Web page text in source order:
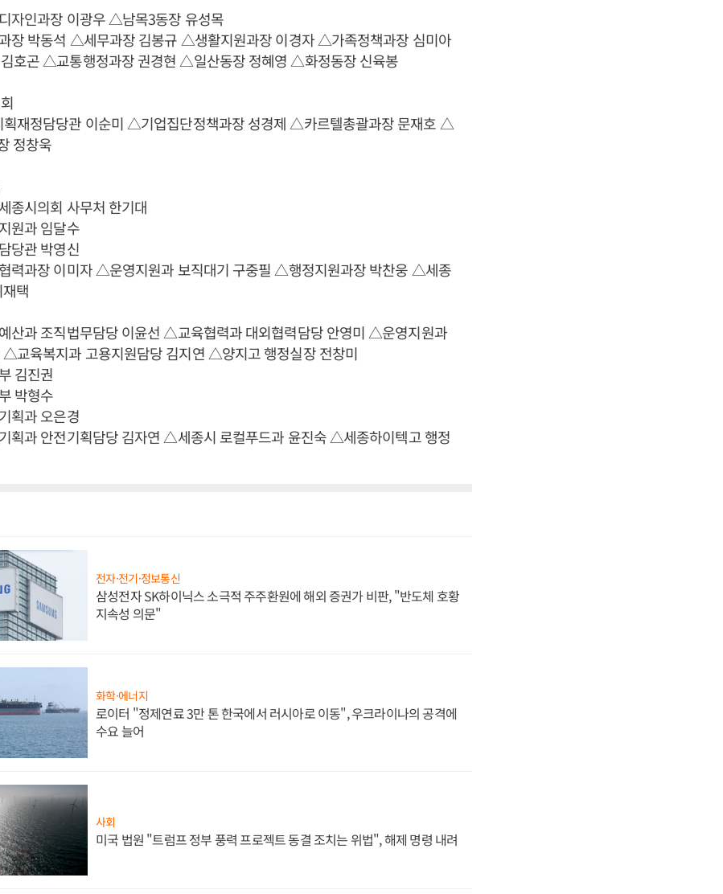
자인과장 이광우 △남목3동장 유성목
장 박동석 △세무과장 김봉규 △생활지원과장 이경자 △가족정책과장 심미아
호곤 △교통행정과장 권경현 △일산동장 정혜영 △화정동장 신육봉
재정담당관 이순미 △기업집단정책과장 성경제 △카르텔총괄과장 문재호 △
정창욱
종시의회 사무처 한기대
원과 임달수
당관 박영신
력과장 이미자 △운영지원과 보직대기 구중필 △행정지원과장 박찬웅 △세종
택
산과 조직법무담당 이윤선 △교육협력과 대외협력담당 안영미 △운영지원과
△교육복지과 고용지원담당 김지연 △양지고 행정실장 전창미
김진권
박형수
획과 오은경
획과 안전기획담당 김자연 △세종시 로컬푸드과 윤진숙 △세종하이텍고 행정
전자·전기·정보통신
삼성전자 SK하이닉스 소극적 주주환원에 해외 증권가 비판, "반도체 호황
지속성 의문"
화학·에너지
로이터 "정제연료 3만 톤 한국에서 러시아로 이동", 우크라이나의 공격에
수요 늘어
사회
미국 법원 "트럼프 정부 풍력 프로젝트 동결 조치는 위법", 해제 명령 내려